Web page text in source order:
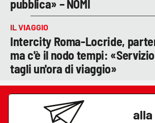
pubblica» – NOMI
IL VIAGGIO
Intercity Roma-Locride,
ma c'è il nodo tempi:
tagli un'ora di viaggio»